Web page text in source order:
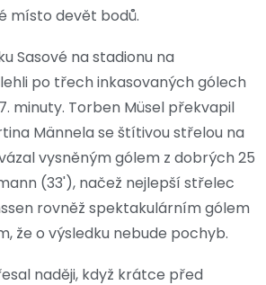
místo devět bodů.
Sasové na stadionu na
po třech inkasovaných gólech
minuty. Torben Müsel překvapil
Männela se štítivou střelou na
vysněným gólem z dobrých 25
(33'), načež nejlepší střelec
rovněž spektakulárním gólem
že o výsledku nebude pochyb.
naději, když krátce před